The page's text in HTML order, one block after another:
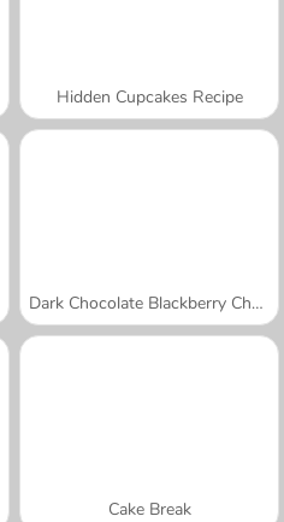
Hidden Cupcakes Recipe
Dark Chocolate Blackberry Cheesecake: Sara's Cooking Class
Cake Break